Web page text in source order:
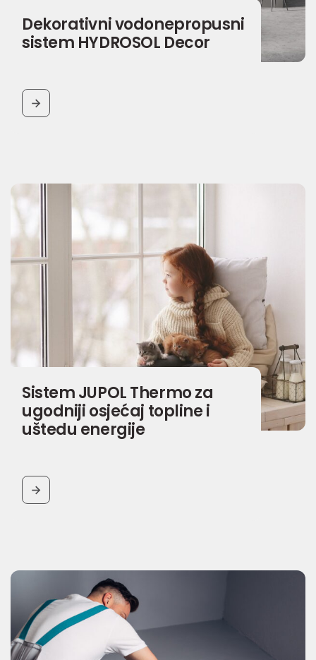
Dekorativni vodonepropusni
sistem HYDROSOL Decor
BUTTON
Sistem JUPOL Thermo za
ugodniji osjećaj topline i
uštedu energije
BUTTON